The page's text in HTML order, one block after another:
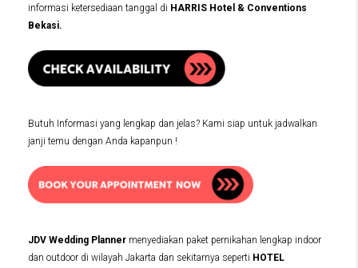
informasi ketersediaan tanggal di HARRIS Hotel & Conventions
Bekasi.
Butuh Informasi yang lengkap dan jelas? Kami siap untuk jadwalkan
janji temu dengan Anda kapanpun !
JDV Wedding Planner menyediakan paket pernikahan lengkap indoor
dan outdoor di wilayah Jakarta dan sekitarnya seperti HOTEL